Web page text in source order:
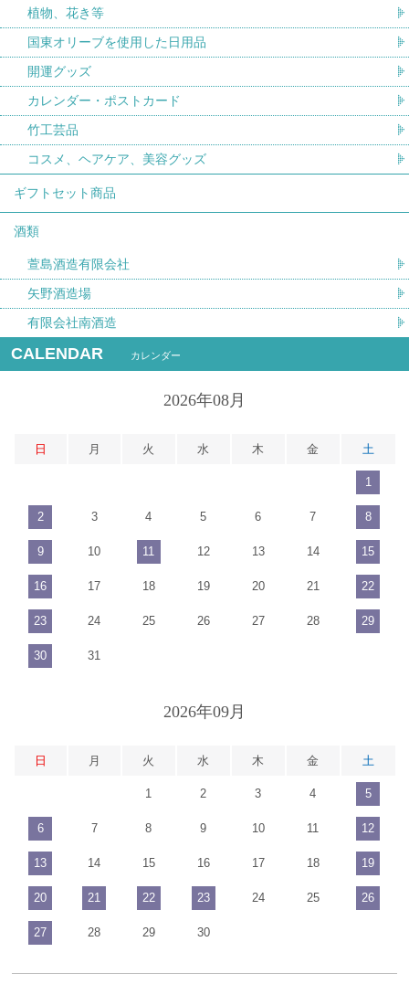
植物、花き等
国東オリーブを使用した日用品
開運グッズ
カレンダー・ポストカード
竹工芸品
コスメ、ヘアケア、美容グッズ
ギフトセット商品
酒類
萱島酒造有限会社
矢野酒造場
有限会社南酒造
CALENDAR カレンダー
2026年08月
日 月 火 水 木 金 土
1
2 3 4 5 6 7 8
9 10 11 12 13 14 15
16 17 18 19 20 21 22
23 24 25 26 27 28 29
30 31
2026年09月
日 月 火 水 木 金 土
1 2 3 4 5
6 7 8 9 10 11 12
13 14 15 16 17 18 19
20 21 22 23 24 25 26
27 28 29 30